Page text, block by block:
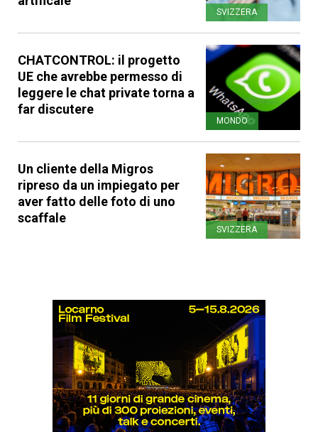
SVIZZERA
CHATCONTROL: il progetto
UE che avrebbe permesso di
leggere le chat private torna a
far discutere
MONDO
Un cliente della Migros
ripreso da un impiegato per
aver fatto delle foto di uno
scaffale
SVIZZERA